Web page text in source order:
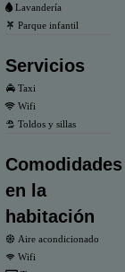
Lavandería
Parque infantil
Servicios
Taxi
Wifi
Toldos y sillas
Comodidades
en la
habitación
Aire acondicionado
Wifi